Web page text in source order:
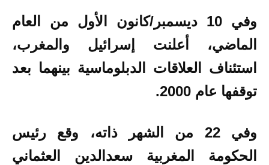
وفي 10 ديسمبر/كانون الأول من العام
الماضي، أعلنت إسرائيل والمغرب،
استئناف العلاقات الدبلوماسية بينهما بعد
توقفها عام 2000.
وفي 22 من الشهر ذاته، وقع رئيس
الحكومة المغربية سعدالدين العثماني